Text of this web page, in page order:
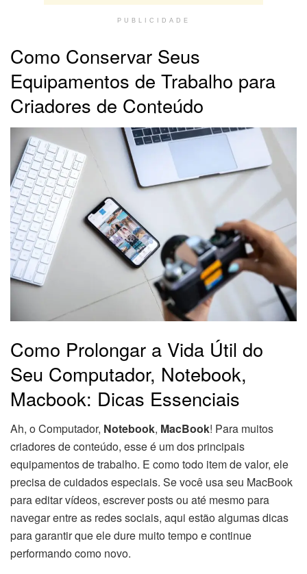
PUBLICIDADE
Como Conservar Seus
Equipamentos de Trabalho para
Criadores de Conteúdo
Como Prolongar a Vida Útil do
Seu Computador, Notebook,
Macbook: Dicas Essenciais
Ah, o Computador, Notebook, MacBook! Para muitos
criadores de conteúdo, esse é um dos principais
equipamentos de trabalho. E como todo item de valor, ele
precisa de cuidados especiais. Se você usa seu MacBook
para editar vídeos, escrever posts ou até mesmo para
navegar entre as redes sociais, aqui estão algumas dicas
para garantir que ele dure muito tempo e continue
performando como novo.